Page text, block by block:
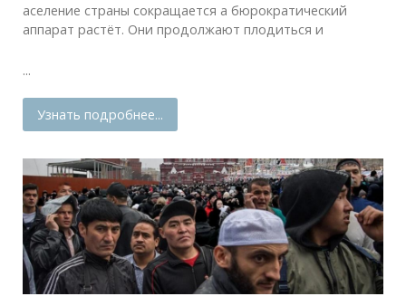
аселение страны сокращается а бюрократический
аппарат растёт. Они продолжают плодиться и
...
Узнать подробнее...